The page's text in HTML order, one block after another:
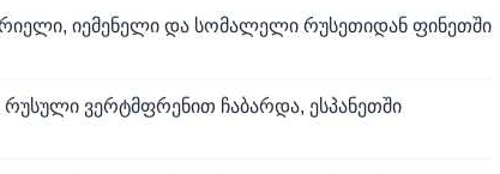
იემენელი და სომალელი რუსეთიდან ფინეთში
ვერტმფრენით ჩაბარდა, ესპანეთში